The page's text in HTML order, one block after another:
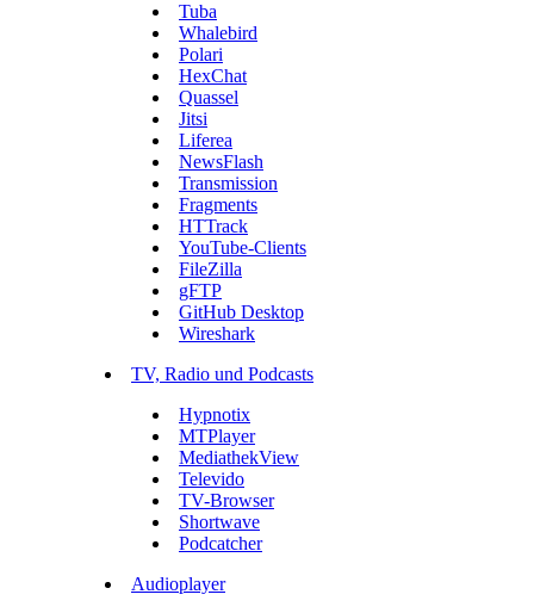
Tuba
Whalebird
Polari
HexChat
Quassel
Jitsi
Liferea
NewsFlash
Transmission
Fragments
HTTrack
YouTube-Clients
FileZilla
gFTP
GitHub Desktop
Wireshark
TV, Radio und Podcasts
Hypnotix
MTPlayer
MediathekView
Televido
TV-Browser
Shortwave
Podcatcher
Audioplayer